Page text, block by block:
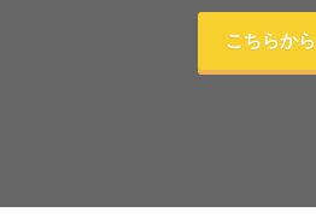
こちらから